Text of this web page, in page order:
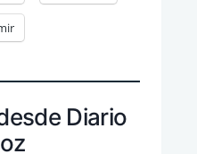
Diario